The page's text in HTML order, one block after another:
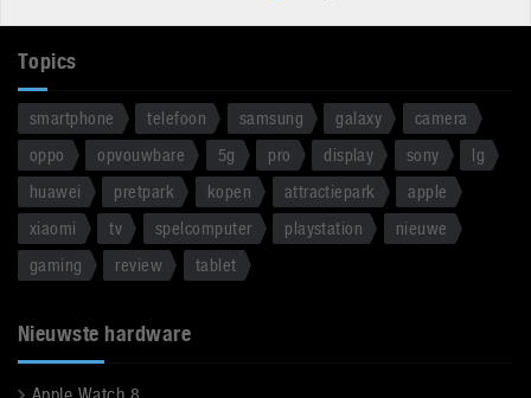
Topics
smartphone telefoon samsung galaxy
camera
oppo
opvouwbare 5g pro display sony
lg
huawei
pretpark kopen attractiepark
apple
xiaomi
tv spelcomputer playstation
nieuwe
gaming
review tablet
Nieuwste hardware